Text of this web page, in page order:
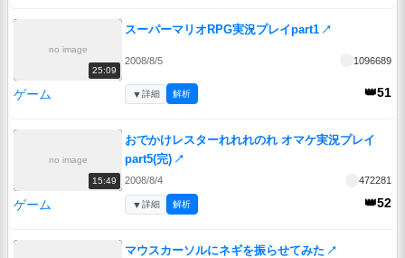
no image
25:09
スーパーマリオRPG実況プレイpart1 ↗
2008/8/5 1096689
ゲーム 👑51
▼詳細 解析
no image
15:49
おでかけレスターれれれのれ オマケ実況プレイ
part5(完) ↗
2008/8/4 472281
ゲーム 👑52
▼詳細 解析
マウスカーソルにネギを振らせてみた ↗